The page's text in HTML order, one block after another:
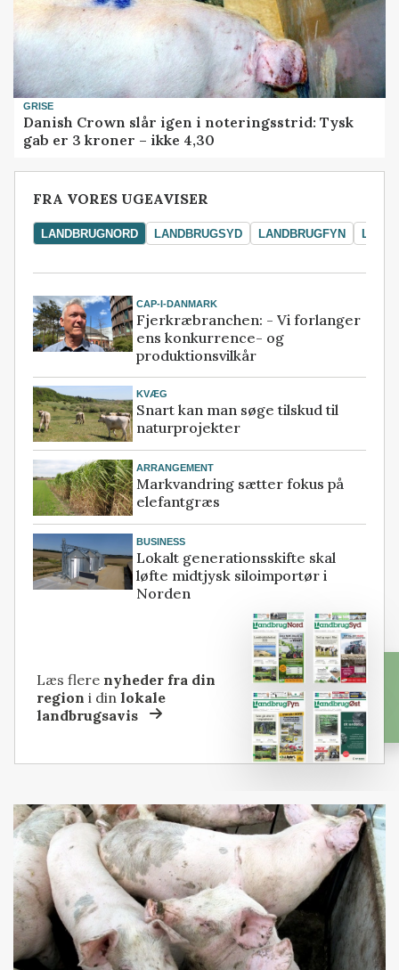
GRISE
Danish Crown slår igen i noteringsstrid: Tysk
gab er 3 kroner – ikke 4,30
FRA VORES UGEAVISER
LANDBRUGNORD LANDBRUGSYD LANDBRUGFYN
CAP-I-DANMARK
Fjerkræbranchen: - Vi forlanger
ens konkurrence- og
produktionsvilkår
KVÆG
Snart kan man søge tilskud til
naturprojekter
ARRANGEMENT
Markvandring sætter fokus på
elefantgræs
BUSINESS
Lokalt generationsskifte skal
løfte midtjysk siloimportør i
Norden
Læs flere nyheder fra din
region i dinlokale
landbrugsavis